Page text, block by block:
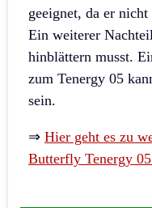
geeignet, da er
Ein weiterer
hinblättern musst.
zum Tenergy 05
sein.
⇒ Hier geht es zu
Butterfly Tenergy